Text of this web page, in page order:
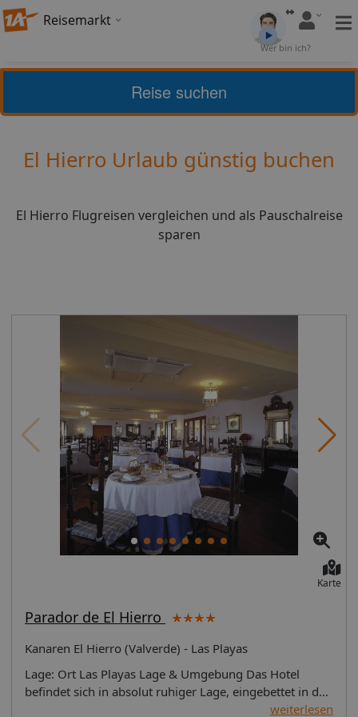
Reisemarkt
Wer bin ich?
4,67 (3) Bewerten
El Hierro Urlaub günstig buchen
El Hierro Flugreisen vergleichen und als Pauschalreise
sparen
Reise suchen
Karte
Parador de El Hierro
Kanaren El Hierro (Valverde) - Las Playas
Lage: Ort Las Playas Lage & Umgebung Das Hotel
befindet sich in absolut ruhiger Lage, eingebettet in der
von steilen Felswänden eingefassten Bucht von Las
weiterlesen